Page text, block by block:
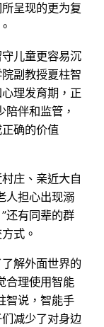
呈现的更为复
儿童更容易沉
副教授夏柱智
理发育期，正
伴和监管，
确的价值
庄、亲近大自
人担心出现溺
还有同辈的群
式。
解外面世界的
合理使用智能
智说，智能手
减少了对身边